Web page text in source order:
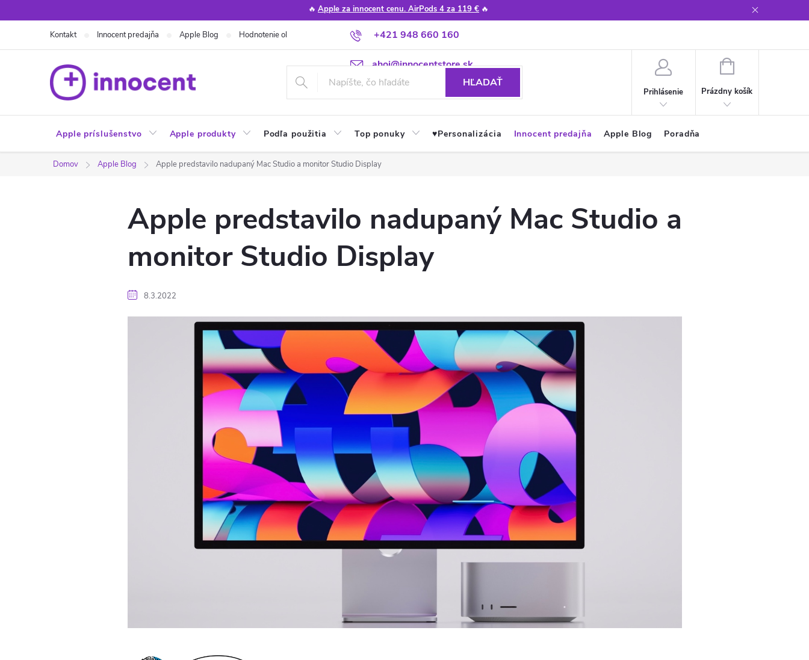
na
🔥 Apple za innocent cenu. AirPods 4 za 119 € 🔥
+421 948 660 160
ahoj@innocentstore.sk
Kontakt Innocent predajňa Apple Blog Hodnotenie obchodu Poradňa Apple návody a tipy
HĽADAŤ
Prihlásenie
NÁKUPNÝ
Prázdny košík
Apple príslušenstvo Apple produkty Podľa použitia Top ponuky ♥︎Personalizácia Innocent predajňa Apple Blog Poradňa
Domov Apple Blog Apple predstavilo nadupaný Mac Studio a monitor Studio Display
Apple predstavilo nadupaný Mac Studio a
monitor Studio Display
8.3.2022